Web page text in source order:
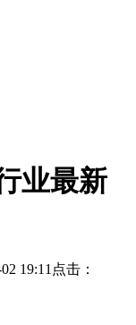
业最新
19:11 点击：